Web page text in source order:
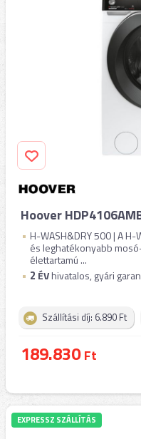
Hoover
H-WASH&DRY 500 | A
és leghatékonyabb
élettartamú ...
2 ÉVhivatalos, gyári
Szállítási díj: 6.890 Ft
189.830Ft
EXPRESSZ SZÁLLÍTÁS